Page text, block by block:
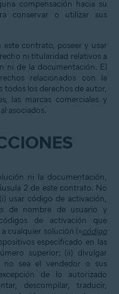
compensación hacia su
conservar o utilizar sus
contrato, poseer y usar
ni titularidad relativos a
ni de la documentación. El
relacionados con la
los derechos de autor,
las marcas comerciales y
asociados.
ni la documentación,
2 de este contrato. No
usar código de activación,
de nombre de usuario y
de activación que
cualquier solución («código
especificado en las
superior; (ii) divulgar
no sea el vendedor o sus
de lo autorizado
descompilar, traducir,